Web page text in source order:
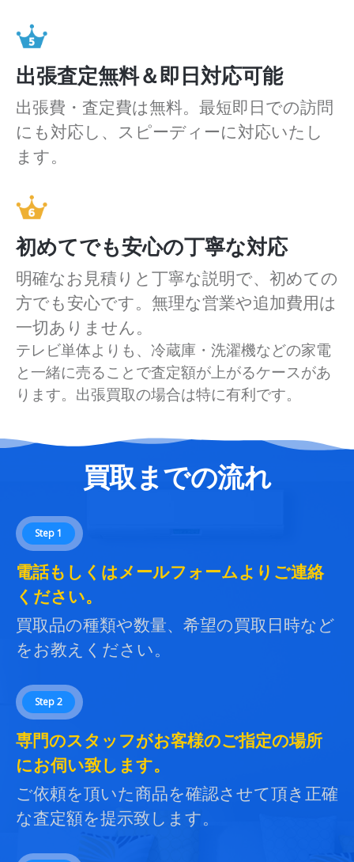
出張査定無料＆即日対応可能
出張費・査定費は無料。最短即日での訪問
にも対応し、スピーディーに対応いたし
ます。
初めてでも安心の丁寧な対応
明確なお見積りと丁寧な説明で、初めての
方でも安心です。無理な営業や追加費用は
一切ありません。
テレビ単体よりも、冷蔵庫・洗濯機などの家電
と一緒に売ることで査定額が上がるケースがあ
ります。出張買取の場合は特に有利です。
買取までの流れ
Step 1
電話もしくはメールフォームよりご連絡
ください。
買取品の種類や数量、希望の買取日時など
をお教えください。
Step 2
専門のスタッフがお客様のご指定の場所
にお伺い致します。
ご依頼を頂いた商品を確認させて頂き正確
な査定額を提示致します。